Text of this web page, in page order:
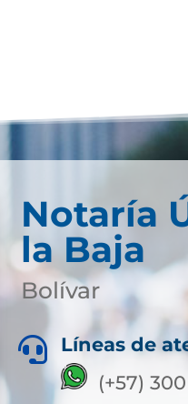
Notaría
la Baja
Bolívar

Líneas de
(+57)